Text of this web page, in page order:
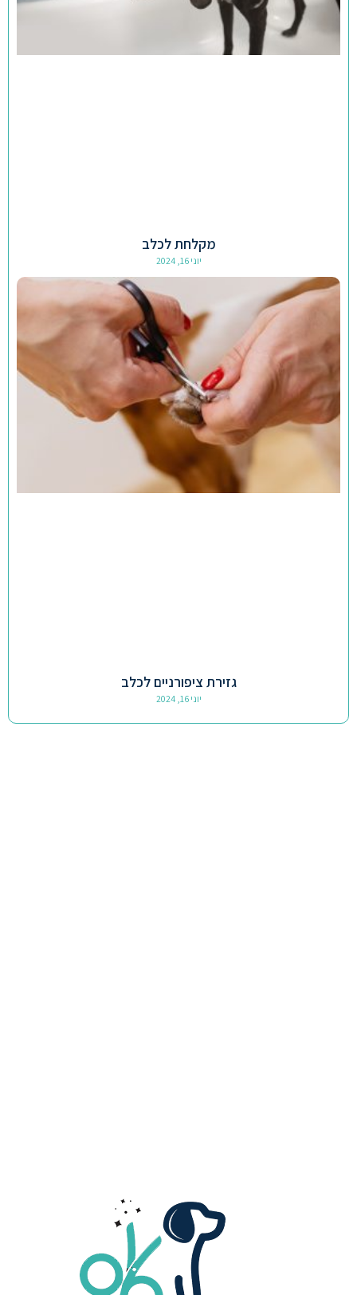
מקלחת לכלב
יוני 16, 2024
גזירת ציפורניים לכלב
יוני 16, 2024